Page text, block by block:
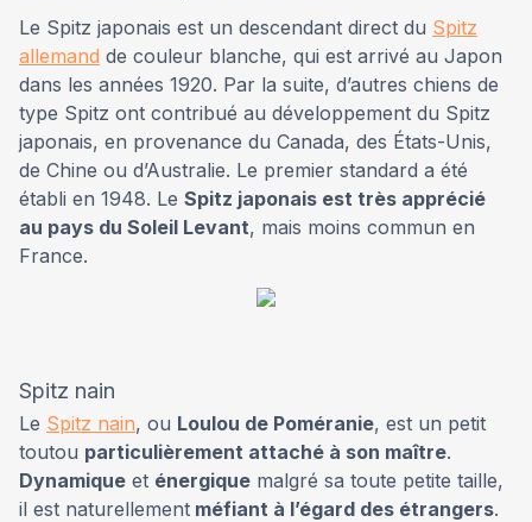
Le Spitz japonais est un descendant direct du Spitz
allemand de couleur blanche, qui est arrivé au Japon
dans les années 1920. Par la suite, d’autres chiens de
type Spitz ont contribué au développement du Spitz
japonais, en provenance du Canada, des États-Unis,
de Chine ou d’Australie. Le premier standard a été
établi en 1948. Le Spitz japonais est très apprécié
au pays du Soleil Levant, mais moins commun en
France.
Spitz nain
Le Spitz nain, ou Loulou de Poméranie, est un petit
toutou particulièrement attaché à son maître.
Dynamique et énergique malgré sa toute petite taille,
il est naturellement méfiant à l’égard des étrangers.